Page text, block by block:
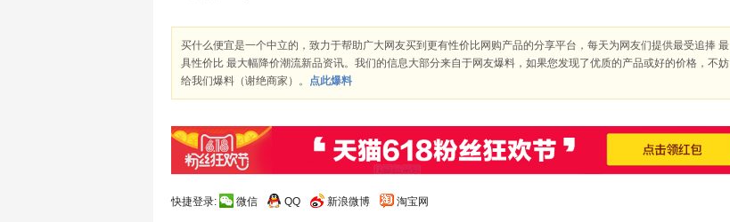
买什么便宜是一个中立的，致力于帮助广大网友买到更有性价比网购产品的分享平台，每天为网友们提供最受追捧 最
具性价比 最大幅降价潮流新品资讯。我们的信息大部分来自于网友爆料，如果您发现了优质的产品或好的价格，不妨
给我们爆料（谢绝商家）。 点此爆料
快捷登录: 微信 QQ 新浪微博 淘宝网